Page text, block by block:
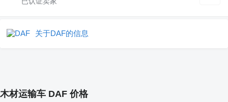
关于DAF的信息
木材运输车 DAF 价格